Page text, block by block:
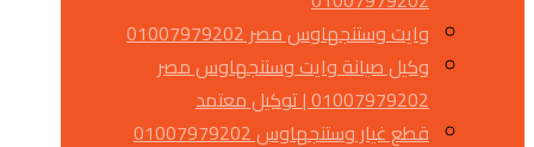
وايت وستنجهاوس مصر 01007979202
وكيل صيانة وايت وستنجهاوس مصر
01007979202 | توكيل معتمد
قطع غيار وستنجهاوس 01007979202